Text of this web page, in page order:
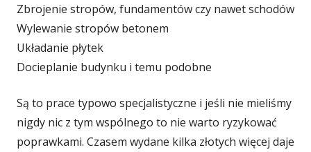
Zbrojenie stropów, fundamentów czy nawet schodów
Wylewanie stropów betonem
Układanie płytek
Docieplanie budynku i temu podobne
Są to prace typowo specjalistyczne i jeśli nie mieliśmy
nigdy nic z tym wspólnego to nie warto ryzykować
poprawkami. Czasem wydane kilka złotych więcej daje